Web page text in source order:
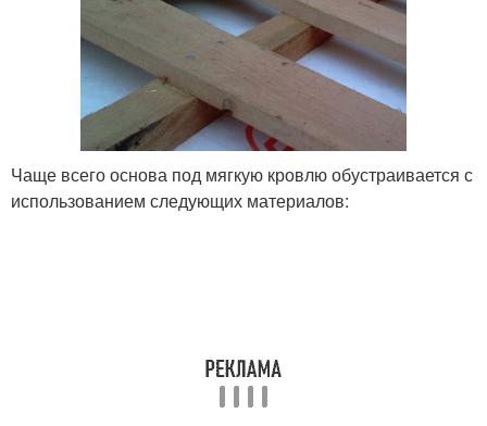
Чаще всего основа под мягкую кровлю обустраивается с
использованием следующих материалов: